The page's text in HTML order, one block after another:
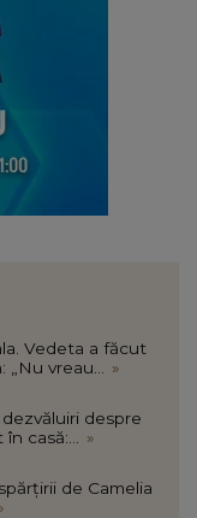
Vedeta a făcut
vreau...
»
despre
casă:...
»
de Camelia